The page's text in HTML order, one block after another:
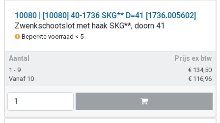
10080 | [10080] 40-1736 SKG** D=41 [1736.005602]
Zwenkschootslot met haak SKG**, doorn 41
Beperkte voorraad < 5
Aantal Prijs ex btw
1 - 9 € 134,50
Vanaf 10
€ 116,96